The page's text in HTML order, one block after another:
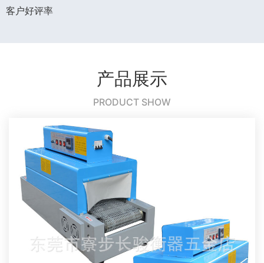
客户好评率
产品展示
PRODUCT SHOW